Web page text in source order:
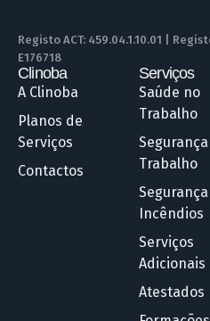
Registo ACT: 459.04.1.10.01 |
E176718
Clinoba
A Clinoba
Planos de
Serviços
Contactos
Serviços
Saúde no
Trabalho
Trabalho
Incêndios
Serviços
Adicionais
Atestados